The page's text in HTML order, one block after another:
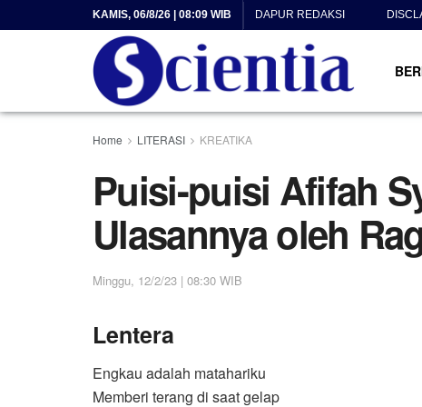
KAMIS, 06/8/26 | 08:09 WIB DAPUR REDAKSI
Home LITERASI KREATIKA
Puisi-puisi Afifah
Ulasannya oleh
Minggu, 12/2/23 | 08:30 WIB
Lentera
Engkau adalah matahariku
Memberi terang di saat gelap